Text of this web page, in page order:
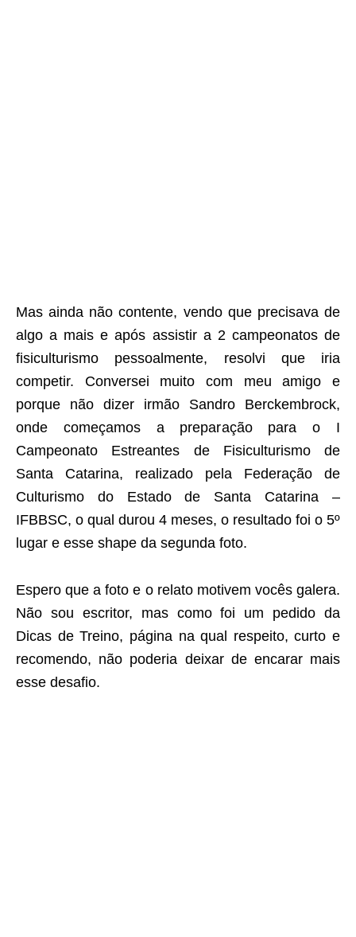
Mas ainda não contente, vendo que precisava de
algo a mais e após assistir a 2 campeonatos de
fisiculturismo pessoalmente, resolvi que iria
competir. Conversei muito com meu amigo e
porque não dizer irmão Sandro Berckembrock,
onde começamos a preparação para o I
Campeonato Estreantes de Fisiculturismo de
Santa Catarina, realizado pela Federação de
Culturismo do Estado de Santa Catarina –
IFBBSC, o qual durou 4 meses, o resultado foi o 5º
lugar e esse shape da segunda foto.
Espero que a foto e o relato motivem vocês galera.
Não sou escritor, mas como foi um pedido da
Dicas de Treino, página na qual respeito, curto e
recomendo, não poderia deixar de encarar mais
esse desafio.